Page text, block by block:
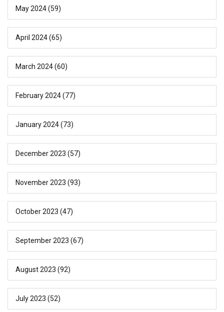
May 2024(59)
April 2024(65)
March 2024(60)
February 2024(77)
January 2024(73)
December 2023 (57)
November 2023 (93)
October 2023 (47)
September 2023 (67)
August 2023 (92)
July 2023 (52)